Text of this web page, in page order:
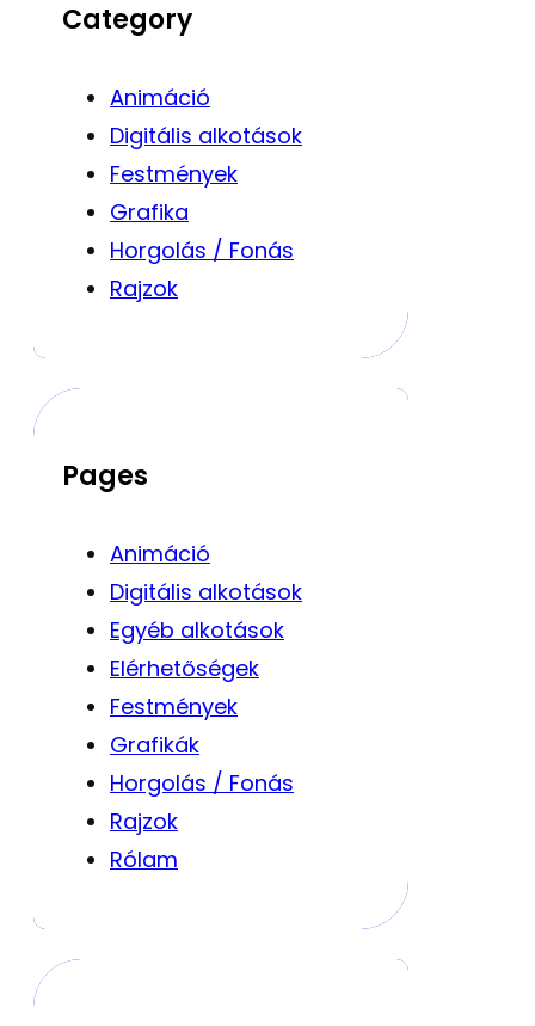
Category
Animáció
Digitális alkotások
Festmények
Grafika
Horgolás / Fonás
Rajzok
Pages
Animáció
Digitális alkotások
Egyéb alkotások
Elérhetőségek
Festmények
Grafikák
Horgolás / Fonás
Rajzok
Rólam